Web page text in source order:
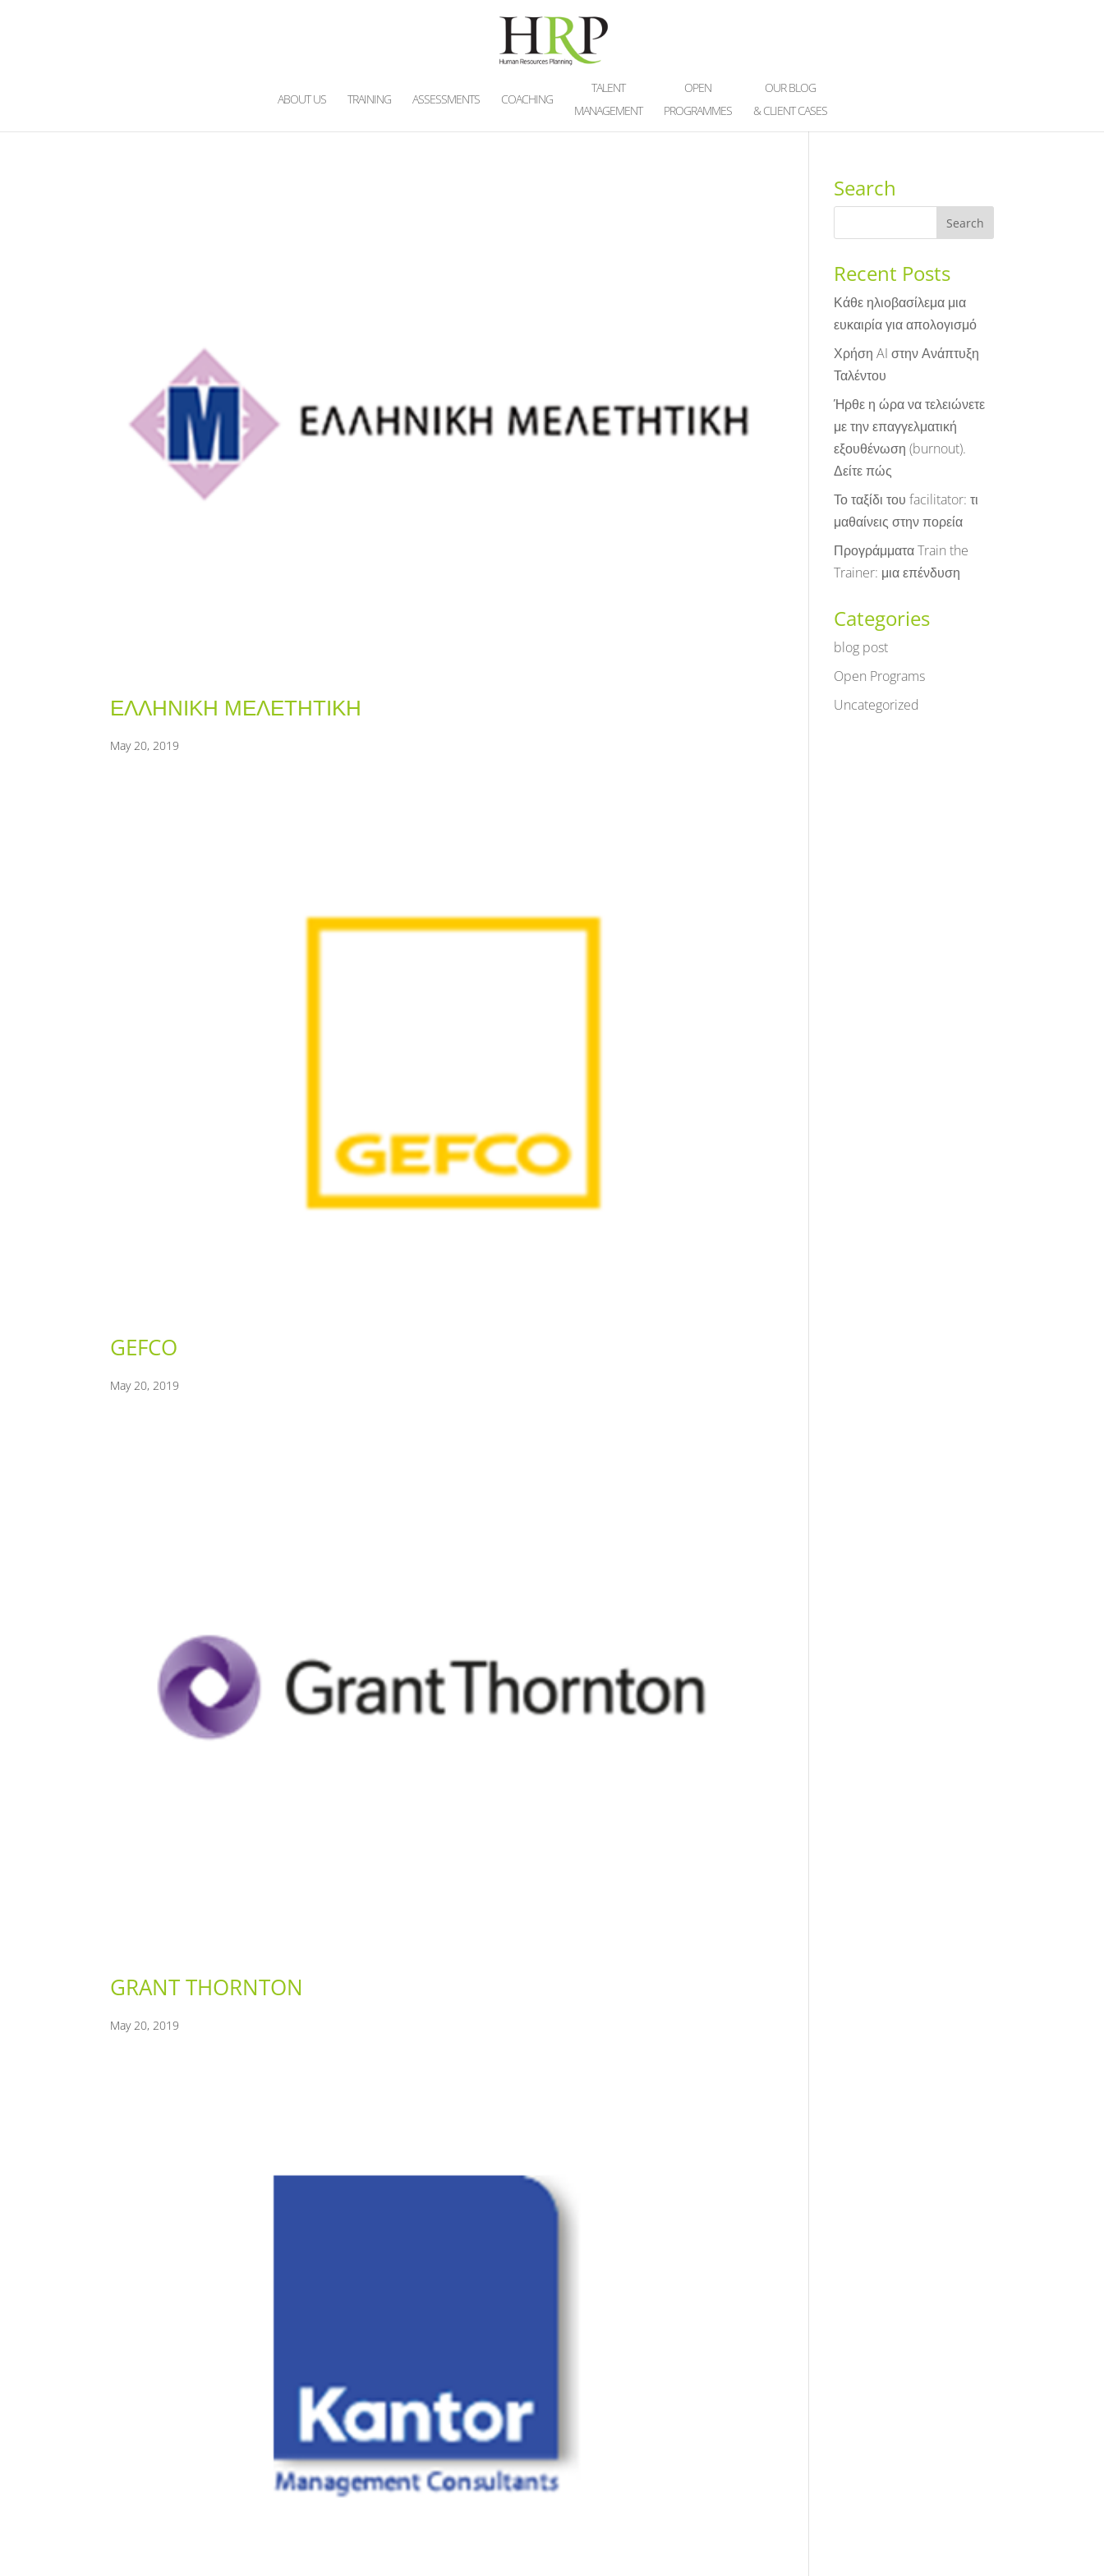
ABOUT US TRAINING ASSESSMENTS COACHING
TALENT
MANAGEMENT
OPEN
PROGRAMMES
OUR BLOG
& CLIENT CASES
ΕΛΛΗΝΙΚΗ ΜΕΛΕΤΗΤΙΚΗ
May 20, 2019
GEFCO
May 20, 2019
GRANT THORNTON
May 20, 2019
Search
Recent Posts
Κάθε ηλιοβασίλεμα μια
ευκαιρία για απολογισμό
Χρήση AI στην Ανάπτυξη
Ταλέντου
Ήρθε η ώρα να τελειώνετε
με την επαγγελματική
εξουθένωση (burnout).
Δείτε πώς
Το ταξίδι του facilitator: τι
μαθαίνεις στην πορεία
Προγράμματα Train the
Trainer: μια επένδυση
Categories
blog post
Open Programs
Uncategorized